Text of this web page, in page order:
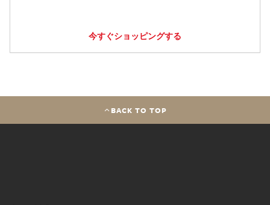
今すぐショッピングする
BACK TO TOP